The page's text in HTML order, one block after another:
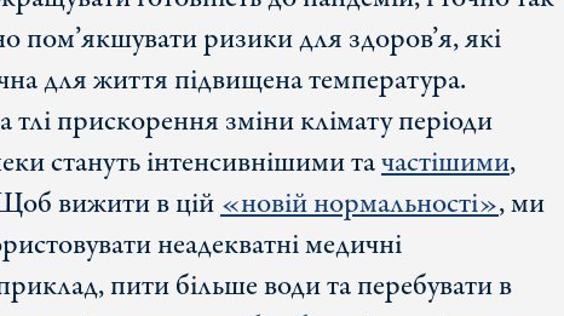
пом’якшувати ризики для здоров’я, які
для життя підвищена температура.
тлі прискорення зміни клімату періоди
стануть інтенсивнішими тачастішими,
вижити в цій«новій нормальності», ми
неадекватні медичні
пити більше води та перебувати в